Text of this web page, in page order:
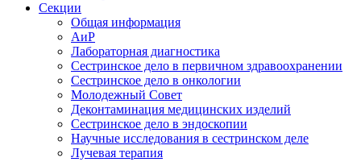
Секции
Общая информация
АиР
Лабораторная диагностика
Сестринское дело в первичном здравоохранении
Сестринское дело в онкологии
Молодежный Совет
Деконтаминация медицинских изделий
Сестринское дело в эндоскопии
Научные исследования в сестринском деле
Лучевая терапия